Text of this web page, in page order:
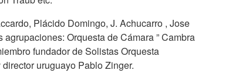
Plácido Domingo, J. Achucarro , Jose
Orquesta de Cámara ” Cambra
fundador de Solistas Orquesta
uruguayo Pablo Zinger.